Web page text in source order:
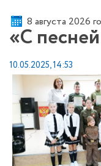
8 августа 2026
«С
10.05.2025, 14:53